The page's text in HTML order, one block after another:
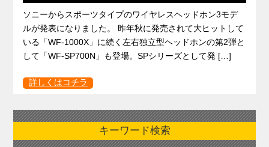
ソニーからスポーツタイプのワイヤレスヘッドホン3モデ
ルが発表になりました。 昨年秋に発売されて大ヒットして
いる「WF-1000X」に続く左右独立型ヘッドホンの第2弾と
して「WF-SP700N」も登場。SPシリーズとして発 […]
詳しくはコチラ
キーワード検索